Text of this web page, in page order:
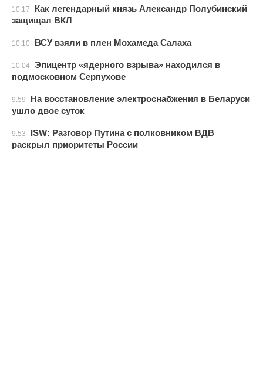
10:17
Как легендарный князь Александр Полубинский
защищал ВКЛ
10:10 ВСУ взяли в плен Мохамеда Салаха
10:04 Эпицентр «ядерного взрыва» находился в
подмосковном Серпухове
9:59
На восстановление электроснабжения в Беларуси
ушло двое суток
9:53
ISW: Разговор Путина с полковником ВДВ
раскрыл приоритеты России